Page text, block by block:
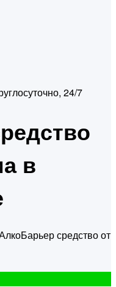
24/7
в
средство от